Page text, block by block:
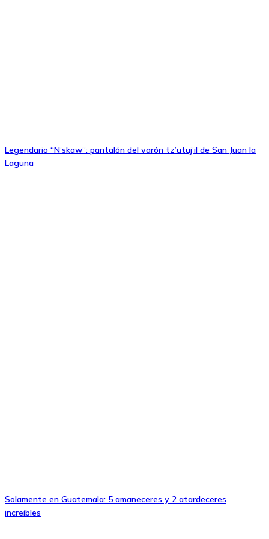
Legendario “N’skaw”: pantalón del varón tz’utuj’il de San Juan la
Laguna
Solamente en Guatemala: 5 amaneceres y 2 atardeceres
increíbles